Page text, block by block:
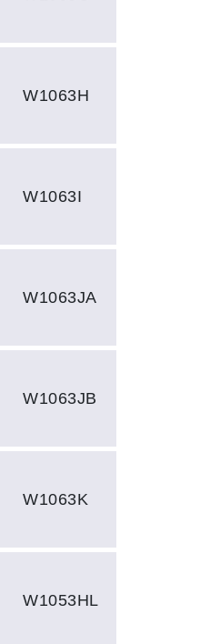
W1063H
W1063I
W1063JA
W1063JB
W1063K
W1053HL